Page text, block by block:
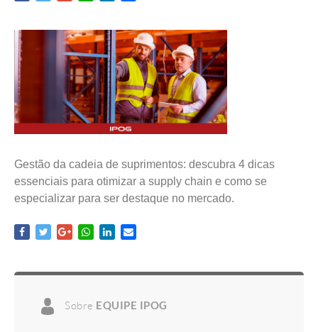
Gestão da cadeia de suprimentos: descubra 4 dicas
essenciais para otimizar a supply chain e como se
especializar para ser destaque no mercado.
Sobre EQUIPE IPOG